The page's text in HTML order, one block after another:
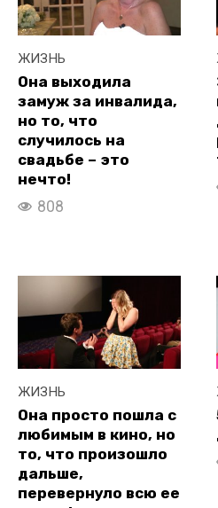
ЖИЗНЬ
Она выходила
замуж за инвалида,
но то, что
случилось на
свадьбе – это
нечто!
808
ЖИЗНЬ
Она просто пошла с
любимым в кино, но
то, что произошло
дальше,
перевернуло всю ее